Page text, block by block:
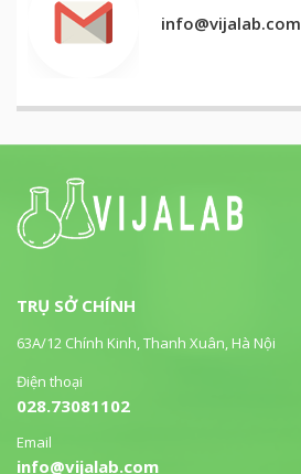
info@vijalab.com
TRỤ SỞ CHÍNH
63A/12 Chính Kinh, Thanh Xuân, Hà Nội
Điện thoại
028.73081102
Email
info@vijalab.com